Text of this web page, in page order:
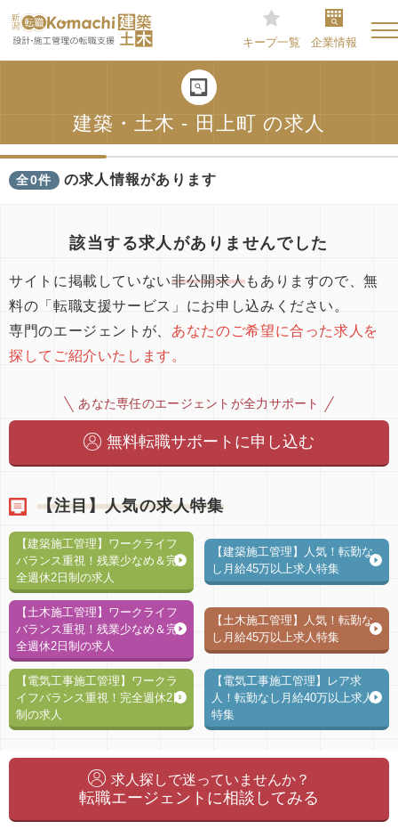
キープ一覧 企業情報
建築・土木 - 田上町 の求人
全0件 の求人情報があります
該当する求人がありませんでした
サイトに掲載していない非公開求人もありますので、無
料の「転職支援サービス」にお申し込みください。
専門のエージェントが、 あなたのご希望に合った求人を
探してご紹介いたします。
あなた専任のエージェントが全力サポート
無料転職サポートに申し込む
【注目】人気の求人特集
【建築施工管理】ワークライフ
バランス重視！残業少なめ＆完
全週休2日制の求人
【建築施工管理】人気！転勤な
し月給45万以上求人特集
【土木施工管理】ワークライフ
バランス重視！残業少なめ＆完
全週休2日制の求人
【土木施工管理】人気！転勤な
し月給45万以上求人特集
【電気工事施工管理】ワークラ
イフバランス重視！完全週休2日
制の求人
【電気工事施工管理】レア求
人！転勤なし月給40万以上求人
特集
求人探しで迷っていませんか？
転職エージェントに相談してみる